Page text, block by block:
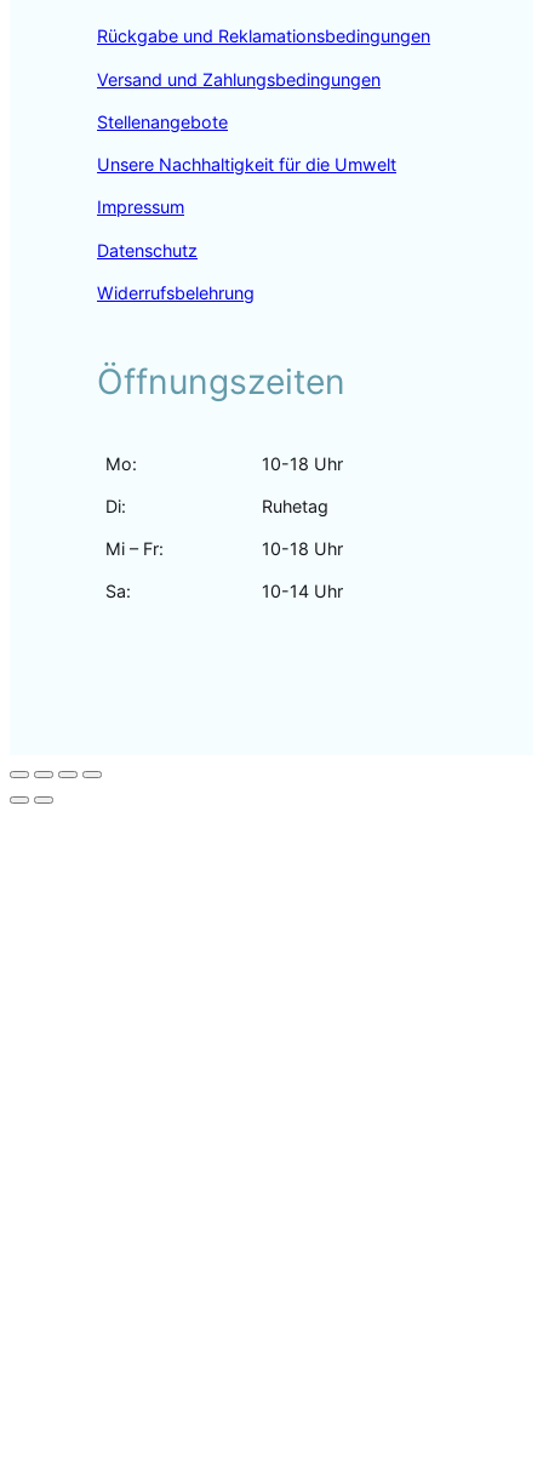
k
a
n
Rückgabe und Reklamationsbedingungen
Versand und Zahlungsbedingungen
Stellenangebote
Unsere Nachhaltigkeit für die Umwelt
Impressum
Datenschutz
Widerrufsbelehrung
Öffnungszeiten
Mo: 10-18 Uhr
Di: Ruhetag
Mi – Fr: 10-18 Uhr
Sa: 10-14 Uhr